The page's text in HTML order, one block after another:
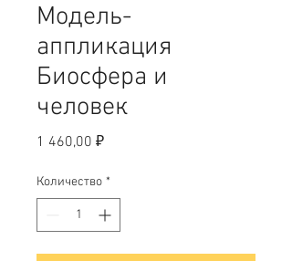
Модель-
аппликация
Биосфера и
человек
1 460,00 ₽Цена
Количество *